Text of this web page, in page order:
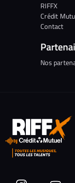
RIFFX
Crédit
Contact
Nos